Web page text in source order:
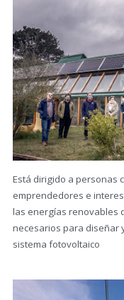
Está dirigido a personas
emprendedores e
las energías renovables
necesarios para diseñar
sistema fotovoltaico